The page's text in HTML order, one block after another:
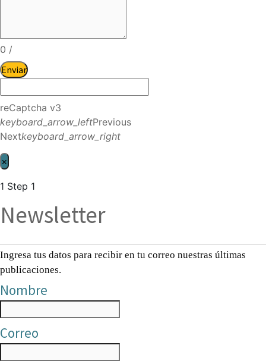
0 /
Enviar
reCaptcha v3
keyboard_arrow_leftPrevious
Nextkeyboard_arrow_right
×
1 Step 1
Newsletter
Ingresa tus datos para recibir en tu correo nuestras últimas
publicaciones.
Nombre
Correo